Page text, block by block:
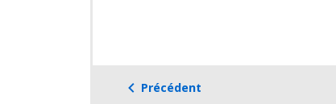
Précédent